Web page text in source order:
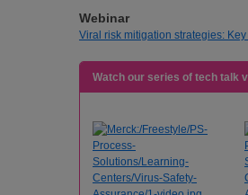
Webinar
Viral risk mitigation strategies:
Watch our series of tech talk